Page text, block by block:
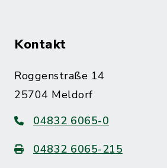
Kontakt
Roggenstraße 14
25704 Meldorf
04832 6065-0
04832 6065-215